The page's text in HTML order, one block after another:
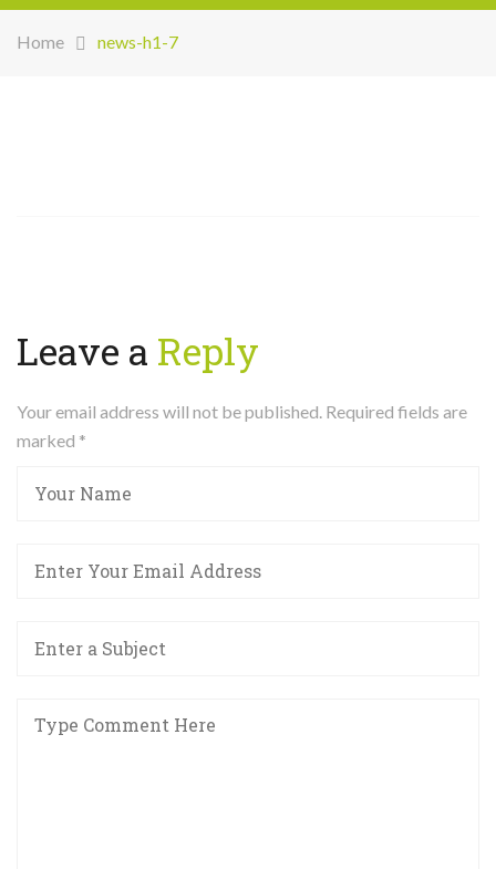
Home news-h1-7
Leave a Reply
Your email address will not be published. Required fields are
marked *